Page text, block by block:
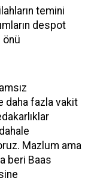
temini
despot
önü
daha fazla vakit
Mazlum ama
beri Baas